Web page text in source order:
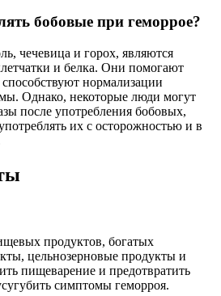
бобовые при геморрое?
чечевица и горох, являются
и белка. Они помогают
нормализации
Однако, некоторые люди могут
после употребления бобовых,
их с осторожностью и в
продуктов, богатых
цельнозерновые продукты и
пищеварение и предотвратить
симптомы геморроя.